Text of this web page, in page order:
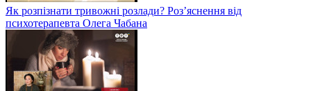
Як розпізнати тривожні розлади? Роз’яснення від
психотерапевта Олега Чабана